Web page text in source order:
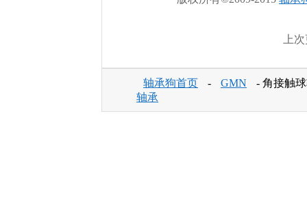
上
轴承狗首页 - GMN
- 角接触
轴承